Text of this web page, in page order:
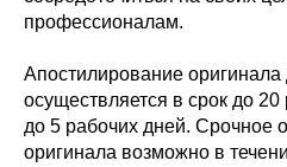
профессионалам.
Апостилирование оригинала
осуществляется в срок до
до 5 рабочих дней. Срочное
оригинала возможно в